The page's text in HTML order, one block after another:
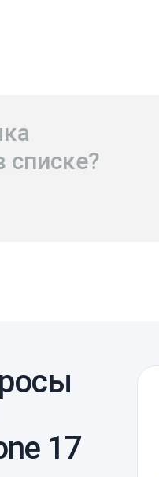
списке?
17